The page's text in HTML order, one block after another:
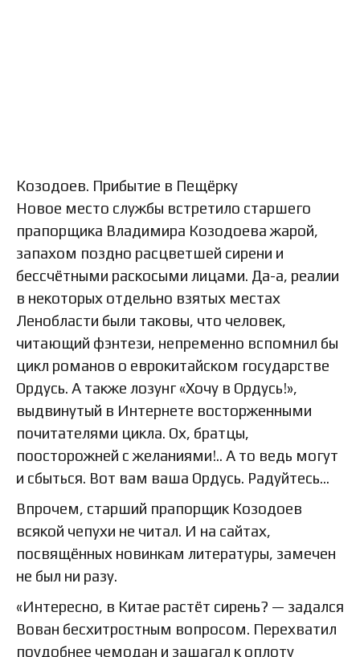
Козодоев. Прибытие в Пещёрку
Новое место службы встретило старшего
прапорщика Владимира Козодоева жарой,
запахом поздно расцветшей сирени и
бессчётными раскосыми лицами. Да-а, реалии
в некоторых отдельно взятых местах
Ленобласти были таковы, что человек,
читающий фэнтези, непременно вспомнил бы
цикл романов о еврокитайском государстве
Ордусь. А также лозунг «Хочу в Ордусь!»,
выдвинутый в Интернете восторженными
почитателями цикла. Ох, братцы,
поосторожней с желаниями!.. А то ведь могут
и сбыться. Вот вам ваша Ордусь. Радуйтесь…
Впрочем, старший прапорщик Козодоев
всякой чепухи не читал. И на сайтах,
посвящённых новинкам литературы, замечен
не был ни разу.
«Интересно, в Китае растёт сирень? — задался
Вован бесхитростным вопросом. Перехватил
поудобнее чемодан и зашагал к оплоту